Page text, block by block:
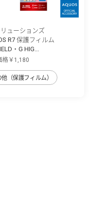
ューションズ
R7 保護フィルム
・G HIG...
格￥1,180
他（保護フィルム）